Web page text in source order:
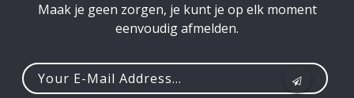
Maak je geen zorgen, je kunt je op elk moment
eenvoudig afmelden.